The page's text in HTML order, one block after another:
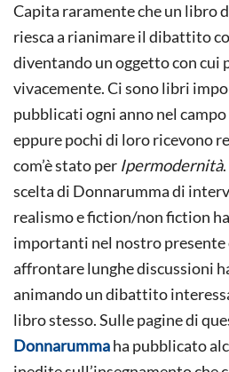
Capita raramente che un libro
riesca a rianimare il dibattito
diventando un oggetto con cui
vivacemente. Ci sono libri
pubblicati ogni anno nel
eppure pochi di loro ricevono
com’è stato per Ipermodernità
scelta di Donnarumma di
realismo e fiction/non fiction
importanti nel nostro presente
affrontare lunghe discussioni
animando un dibattito
libro stesso. Sulle pagine di
Donnarummaha pubblicato